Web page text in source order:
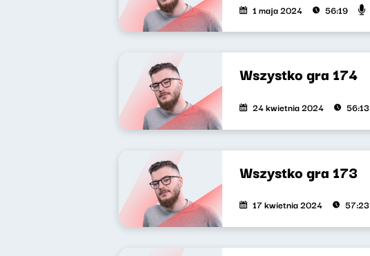
1 maja 2024 56:19
Wszystko gra 174
24 kwietnia 2024 56:13
Wszystko gra 173
17 kwietnia 2024 57:23